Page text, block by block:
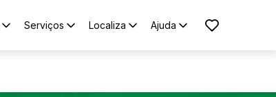
Serviços Localiza Ajuda